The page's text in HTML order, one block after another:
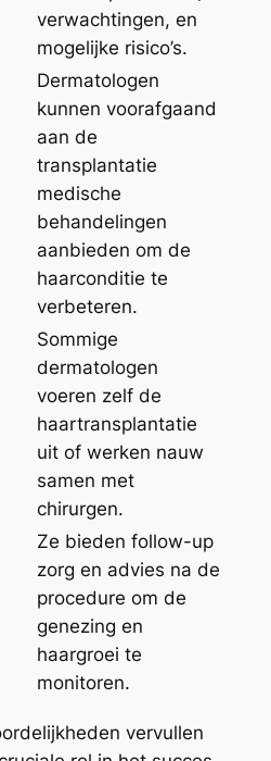
verwachtingen, en
mogelijke risico’s.
Dermatologen
kunnen voorafgaand
aan de
transplantatie
medische
behandelingen
aanbieden om de
haarconditie te
verbeteren.
Sommige
dermatologen
voeren zelf de
haartransplantatie
uit of werken nauw
samen met
chirurgen.
Ze bieden follow-up
zorg en advies na de
procedure om de
genezing en
haargroei te
monitoren.
vervullen